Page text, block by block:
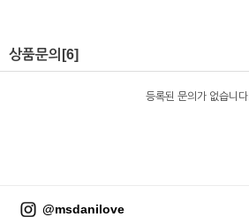
상품문의 [6]
등록된 문의가 없습니다.
@msdanilove